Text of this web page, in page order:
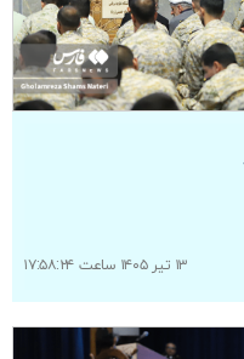
۱۳ تیر ۱۴۰۵ ساعت ۱۷:۵۸:۲۴